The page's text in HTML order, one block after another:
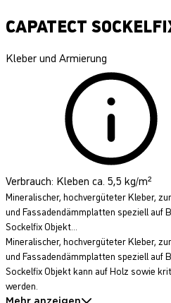
CAPATECT
Kleber und Armierung
Verbrauch: Kleben ca. 5,5 kg/m²
Mineralischer, hochvergüteter Kleber,
und Fassadendämmplatten speziell auf
Sockelfix Objekt...
Mineralischer, hochvergüteter Kleber,
und Fassadendämmplatten speziell auf
Sockelfix Objekt kann auf Holz sowie
werden.